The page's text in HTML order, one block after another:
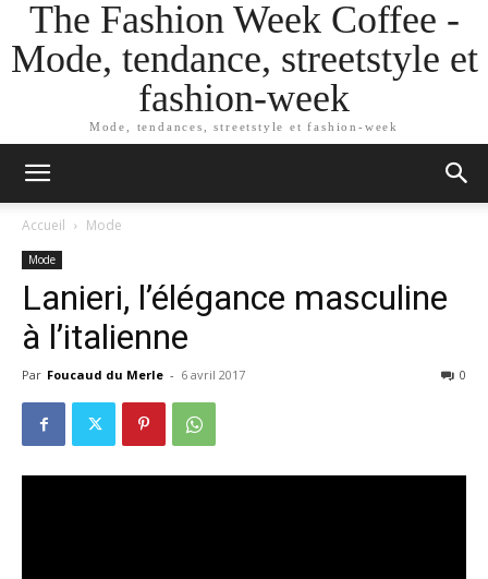
The Fashion Week Coffee -
Mode, tendance, streetstyle et
fashion-week
Mode, tendances, streetstyle et fashion-week
Accueil Mode
Mode
Lanieri, l’élégance masculine
à l’italienne
Par Foucaud du Merle - 6 avril 2017 0